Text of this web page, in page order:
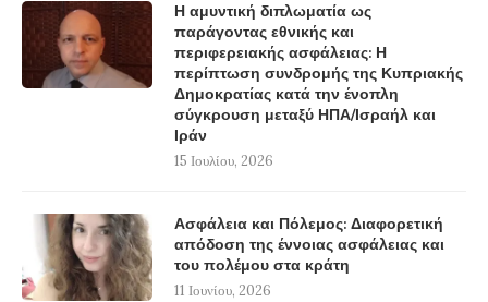
Η αμυντική διπλωματία ως
παράγοντας εθνικής και
περιφερειακής ασφάλειας: Η
περίπτωση συνδρομής της Κυπριακής
Δημοκρατίας κατά την ένοπλη
σύγκρουση μεταξύ ΗΠΑ/Ισραήλ και
Ιράν
15 Ιουλίου, 2026
Ασφάλεια και Πόλεμος: Διαφορετική
απόδοση της έννοιας ασφάλειας και
του πολέμου στα κράτη
11 Ιουνίου, 2026